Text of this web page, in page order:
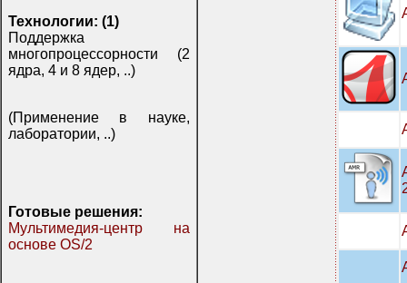
Технологии: (1)
Поддержка
многопроцессорности (2
ядра, 4 и 8 ядер, ..)
(Применение в науке,
лаборатории, ..)
Готовые решения:
Мультимедия-центр на
основе OS/2